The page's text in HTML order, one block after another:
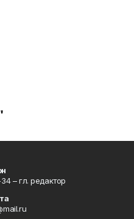
– гл. редактор